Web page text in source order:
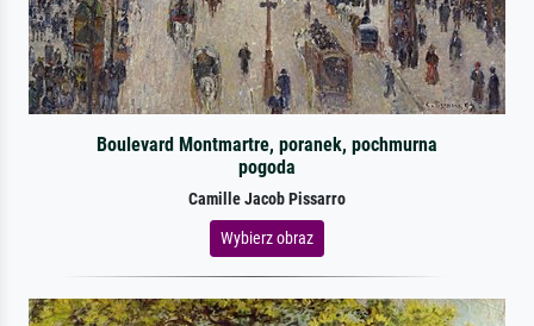
Boulevard Montmartre, poranek, pochmurna
pogoda
Camille Jacob Pissarro
Wybierz obraz